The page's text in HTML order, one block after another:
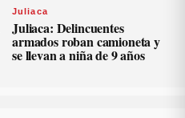
Juliaca
Juliaca: Delincuentes
armados roban camioneta y
se llevan a niña de 9 años